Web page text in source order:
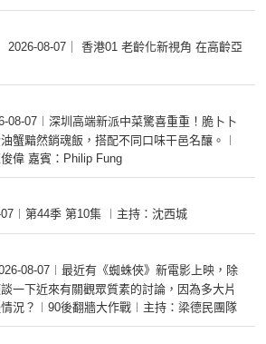
2026-08-07｜ 香港01 老齡化新視角 在高齡亞
08-07︱深圳高端新派中菜驚喜重重！脆卜卜
蟹黯然銷魂飯，搭配不同口味干邑名釀。︱
偉 嘉賓：Philip Fung
07︱第44季 第10集 ︱主持：沈西城
08-07︱最近有《蜘蛛俠》新電影上映，除
一下近來有關觀眾質素的討論，因為多大片
況？︱90後翻牆大作戰︱主持：梁德民團隊